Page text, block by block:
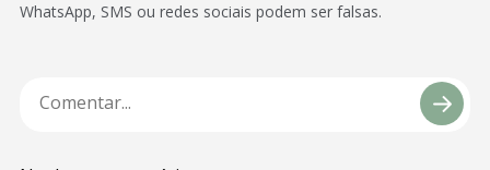
WhatsApp, SMS ou redes sociais podem ser falsas.